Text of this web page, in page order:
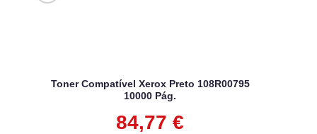
Toner Compatível Xerox Preto 108R00795
10000 Pág.
84,77 €